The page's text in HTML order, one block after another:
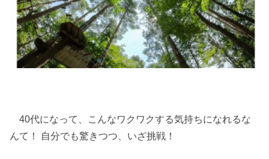
40代になって、こんなワクワクする気持ちになれるな
んて！ 自分でも驚きつつ、いざ挑戦！